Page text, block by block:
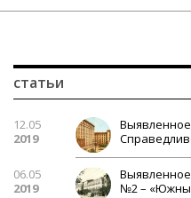
статьи
12.05
2019
Выявленное
06.05
2019
Выявленное
№2 –